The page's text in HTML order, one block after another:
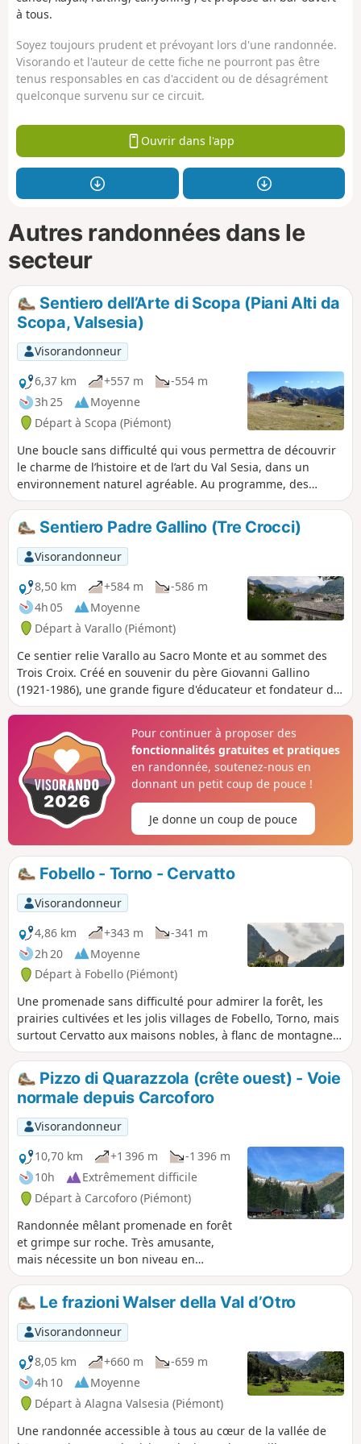
à tous.
Soyez toujours prudent et prévoyant lors d'une randonnée.
Visorando et l'auteur de cette fiche ne pourront pas être
tenus responsables en cas d'accident ou de désagrément
quelconque survenu sur ce circuit.
Ouvrir dans l'app
Autres randonnées dans le
secteur
Sentiero dell’Arte di Scopa (Piani Alti da
Scopa, Valsesia)
Visorandonneur
6,37 km
+557 m
-554 m
3h 25
Moyenne
Départ à Scopa (Piémont)
Une boucle sans difficulté qui vous permettra de découvrir
le charme de l’histoire et de l’art du Val Sesia, dans un
environnement naturel agréable. Au programme, des
chapelles et des oratoires, riches en fresques et œuvres
architecturales parmi les plus significatifs. Ce sentier fait
partie des dix chemins d’art en Valsesia (Piemont).
Sentiero Padre Gallino (Tre Crocci)
Visorandonneur
8,50 km
+584 m
-586 m
4h 05
Moyenne
Départ à Varallo (Piémont)
Ce sentier relie Varallo au Sacro Monte et au sommet des
Trois Croix. Créé en souvenir du père Giovanni Gallino
(1921-1986), une grande figure d'éducateur et fondateur du
GRIM (Gruppo Ragazzi à Montagna), il possède un grand
panoramiques. Le parcours décrit permet de faire une
boucle en passant par les hameaux de Gerbidi et Verzimo,
puis de surplomber le torrent Mastallone.
Pour continuer à proposer des
fonctionnalités gratuites et pratiques
en randonnée, soutenez-nous en
donnant un petit coup de pouce !
Je donne un coup de pouce
Fobello - Torno - Cervatto
Visorandonneur
4,86 km
+343 m
-341 m
2h 20
Moyenne
Départ à Fobello (Piémont)
Une promenade sans difficulté pour admirer la forêt, les
prairies cultivées et les jolis villages de Fobello, Torno, mais
surtout Cervatto aux maisons nobles, à flanc de montagne
entre Val Mastallone et Valle del Cervo.
Pizzo di Quarazzola (crête ouest) - Voie
normale depuis Carcoforo
Visorandonneur
10,70 km
+1 396 m
-1 396 m
10h
Extrêmement difficile
Départ à Carcoforo (Piémont)
Randonnée mêlant promenade en forêt
et grimpe sur roche. Très amusante,
mais nécessite un bon niveau en
randonnée et une expérience de la
grimpe sur rocher. Vue magnifique à
l'arrivée sur la face Nord du Mont Rose,
et de nombreux 3000et 4000de Suisse.
Randonnée d'une durée totale de
9h30(en comptant la pause au sommet).
Le frazioni Walser della Val d’Otro
Visorandonneur
8,05 km
+660 m
-659 m
4h 10
Moyenne
Départ à Alagna Valsesia (Piémont)
Une randonnée accessible à tous au cœur de la vallée de